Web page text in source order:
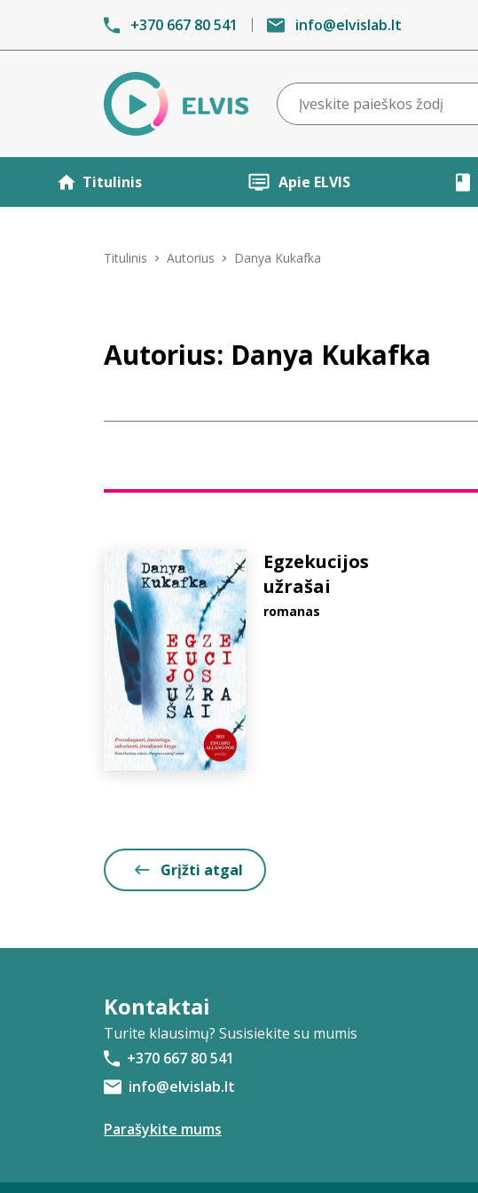
+370 667 80 541 info@elvislab.lt
Titulinis Apie ELVIS
Titulinis Autorius Danya Kukafka
Autorius: Danya Kukafka
Egzekucijos
užrašai
romanas
Grįžti atgal
Kontaktai
Turite klausimų? Susisiekite su mumis
+370 667 80 541
info@elvislab.lt
Parašykite mums